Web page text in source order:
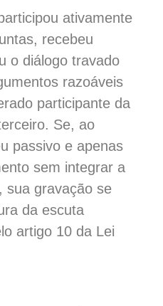
ativamente
recebeu
o diálogo travado
razoáveis
participante da
Se, ao
passivo e apenas
sem integrar a
sua gravação se
da escuta
artigo 10 da Lei